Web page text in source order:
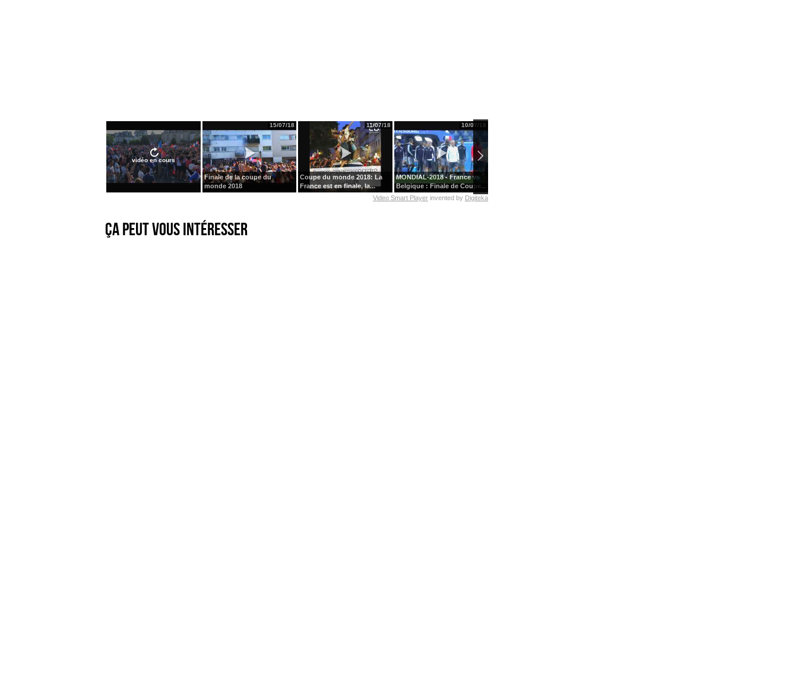
vidéo en cours
Finale de la coupe du
monde 2018
15/07/18
Coupe du monde 2018: La
France est en finale, la...
11/07/18
MONDIAL-2018 - France vs
Belgique : Finale de Coupe...
10/07/18
Video Smart Player invented by Digiteka
Ça peut vous intéresser